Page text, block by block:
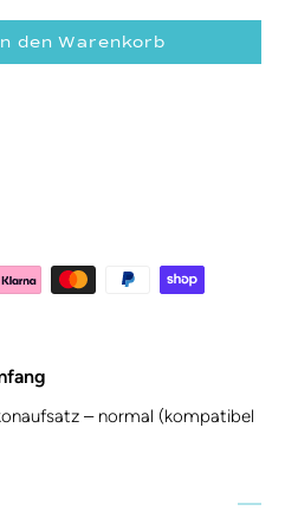
den Warenkorb
– normal (kompatibel